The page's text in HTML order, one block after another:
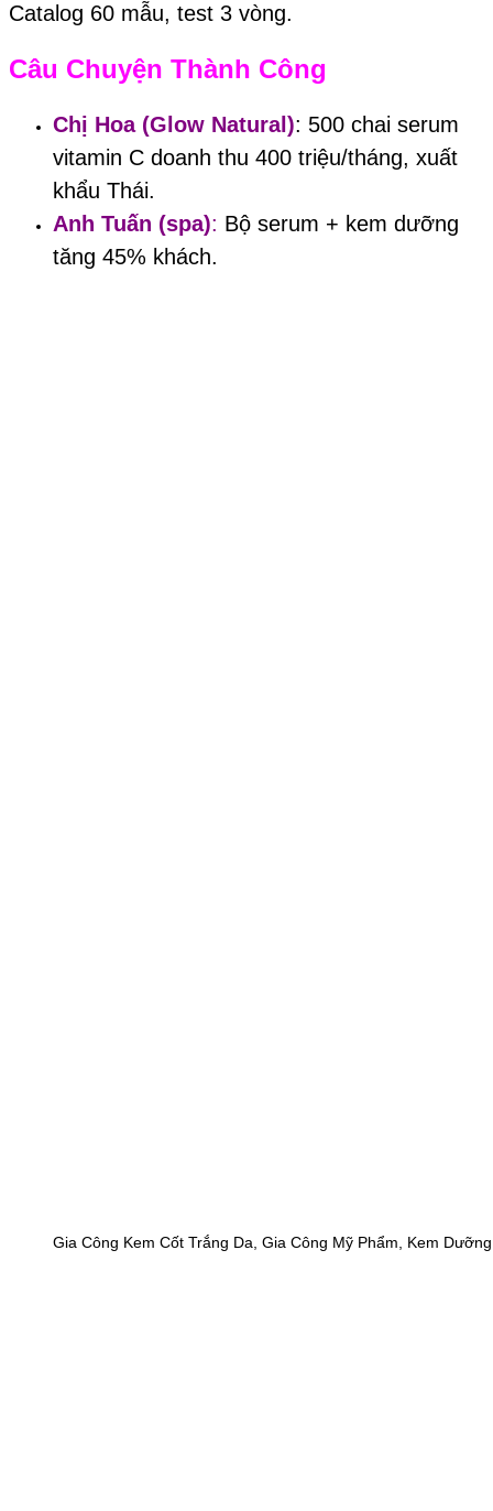
Catalog 60 mẫu, test 3 vòng.
Câu Chuyện Thành Công
Chị Hoa (Glow Natural): 500 chai serum
vitamin C doanh thu 400 triệu/tháng, xuất
khẩu Thái.
Anh Tuấn (spa): Bộ serum + kem dưỡng
tăng 45% khách.
Gia Công Kem Cốt Trắng Da, Gia Công Mỹ Phẩm, Kem